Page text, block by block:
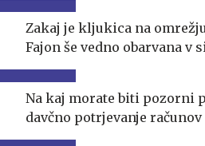
Zakaj je kljukica na
Fajon še vedno obarvana v
Na kaj morate biti pozorni
davčno potrjevanje računov